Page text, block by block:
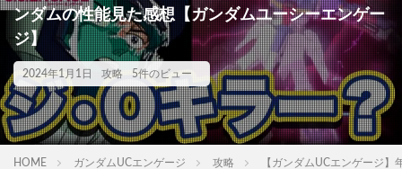
ンダムの性能見た感想【ガンダムユーシーエンゲー
ジ】
2024年1月1日 攻略 5件のビュー
HOME ガンダムUCエンゲージ 攻略 【ガンダムUCエンゲージ